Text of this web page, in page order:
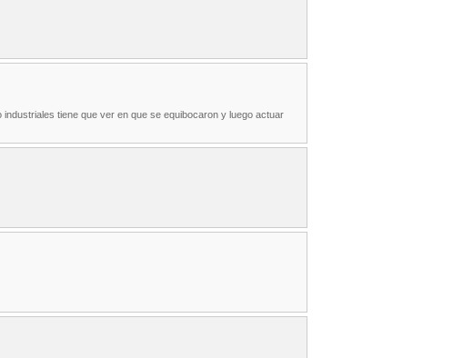
tiene que ver en que se equibocaron y luego actuar